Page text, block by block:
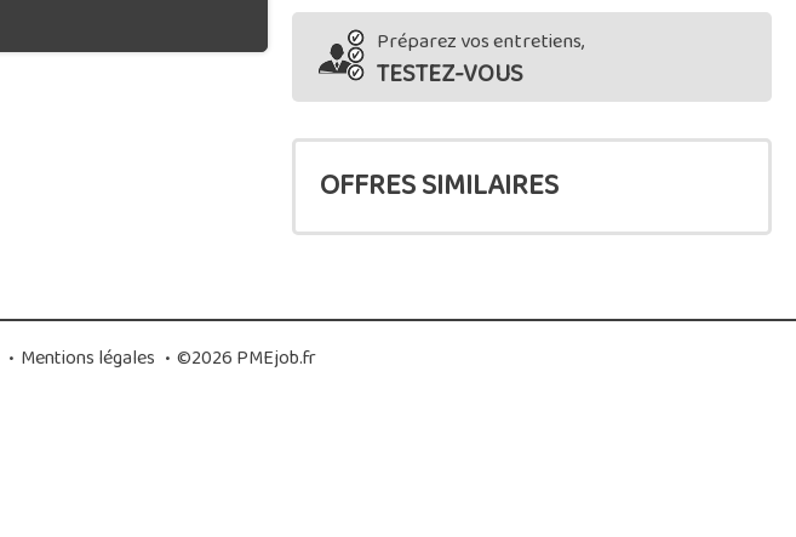
Préparez vos entretiens,
TESTEZ-VOUS
OFFRES SIMILAIRES
• Mentions légales • ©2026 PMEjob.fr